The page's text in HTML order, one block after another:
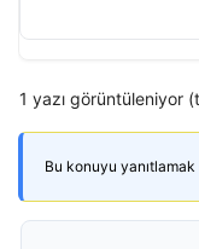
1 yazı görüntüleniyor
Bu konuyu yanıtlamak